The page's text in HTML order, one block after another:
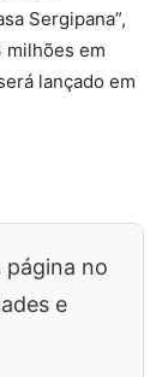
Sergipana”,
milhões em
lançado em
página no
e